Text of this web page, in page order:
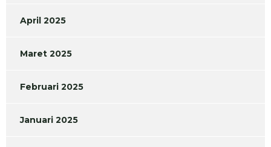
April 2025
Maret 2025
Februari 2025
Januari 2025